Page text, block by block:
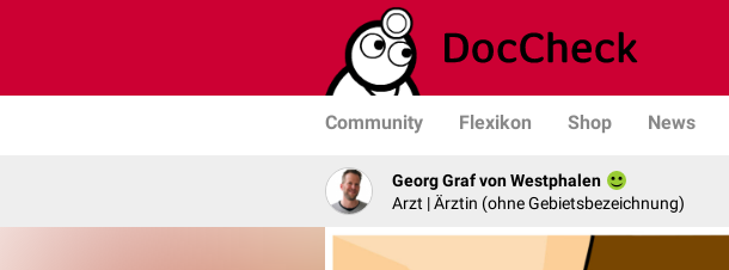
Community Flexikon Shop News
Georg Graf von Westphalen
Arzt | Ärztin (ohne Gebietsbezeichnung)